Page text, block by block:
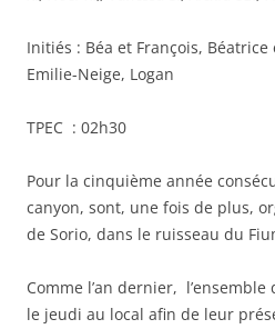
Initiés : Béa et François,
Emilie-Neige, Logan
TPEC : 02h30
Pour la cinquième année
canyon, sont, une fois de plus,
de Sorio, dans le ruisseau du
Comme l’an dernier,
le jeudi au local afin de leur